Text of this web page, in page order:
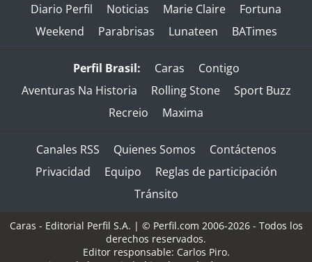
Diario Perfil Noticias Marie Claire
Fortuna
Weekend
Parabrisas Lunateen BATimes
Perfil Brasil: Caras
Contigo
Aventuras Na Historia
Rolling Stone
Sport Buzz
Recreio
Maxima
Canales RSS Quienes Somos
Contáctenos
Privacidad
Equipo
Reglas de participación
Tránsito
Caras - Editorial Perfil S.A. | © Perfil.com 2006-2026 - Todos los
derechos reservados.
Editor responsable: Carlos Piro.